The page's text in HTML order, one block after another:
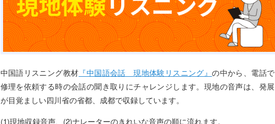
中国語リスニング教材 『中国語会話 現地体験リスニング』の中から、電話で
修理を依頼する時の会話の聞き取りにチャレンジします。現地の音声は、発展
が目覚ましい四川省の省都、成都で収録しています。
(1)現地収録音声、(2)ナレーターのきれいな音声の順に流れます。